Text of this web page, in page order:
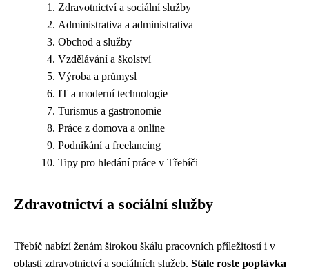
Zdravotnictví a sociální služby
Administrativa a administrativa
Obchod a služby
Vzdělávání a školství
Výroba a průmysl
IT a moderní technologie
Turismus a gastronomie
Práce z domova a online
Podnikání a freelancing
Tipy pro hledání práce v Třebíči
Zdravotnictví a sociální služby
Třebíč nabízí ženám širokou škálu pracovních příležitostí i v
oblasti zdravotnictví a sociálních služeb. Stále roste poptávka